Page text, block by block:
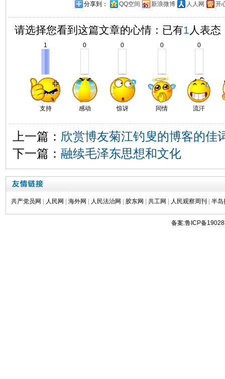
分享到：
QQ空间 新浪微博 人人网 开
请选择您看到这篇文章的心情：已有1 人表态
1
支持
0
感动
0
惊讶
0
同情
0
流汗
上一篇： 欣赏博友菊江钓叟的博客的佳
下一篇： 融续毛泽东思想和文化
共产党员网 人民网 海外网 人民法治网 胶东网 共工网 人民观察周刊 半岛
备案:鲁ICP备